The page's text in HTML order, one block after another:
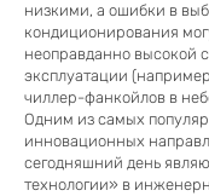
низкими, а ошибки в
кондиционирования
неоправданно высокой
эксплуатации
чиллер-фанкойлов в
Одним из самых
инновационных
сегодняшний день
технологии» в